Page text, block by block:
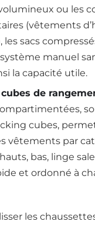
ou les
(vêtements
les sacs
système manuel
la capacité utile.
de
cubes,
vêtements par
bas, linge
et ordonné à
les